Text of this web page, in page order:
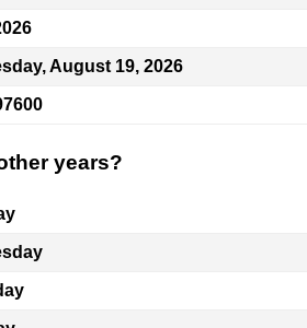
August 19, 2026
years?